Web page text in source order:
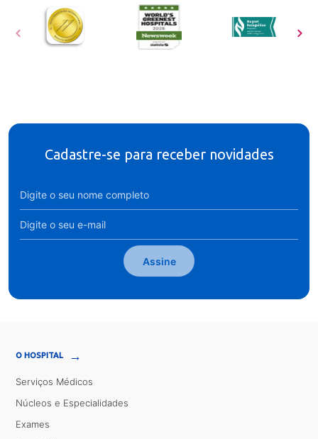
Cadastre-se para receber novidades
Assine
O HOSPITAL →
Serviços Médicos
Núcleos e Especialidades
Exames